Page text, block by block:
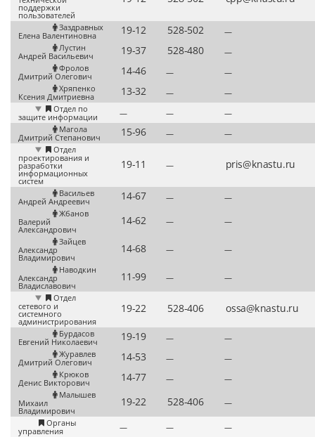
поддержки
пользователей
Заздравных
Елена Валентиновна
—
Лустин
Андрей Васильевич
—
Фролов
Дмитрий Олегович
—
—
Хряпенко
Ксения Дмитриевна
—
—
Отдел по
защите информации
— —
—
Магола
Дмитрий Степанович
—
—
Отдел
проектирования и
разработки
информационных
систем
—
Васильев
Андрей Андреевич
—
—
Жбанов
Валерий
Александрович
—
—
Зайцев
Александр
Владимирович
—
—
Наводкин
Александр
Владиславович
—
—
Отдел
сетевого и
системного
администрирования
Бурдасов
Евгений Николаевич
—
—
Журавлев
Дмитрий Олегович
—
—
Крюков
Денис Викторович
—
—
Малышев
Михаил
Владимирович
—
Органы
управления
— —
—